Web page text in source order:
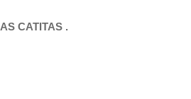
CATITAS .